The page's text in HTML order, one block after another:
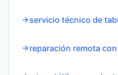
servicio técnico de
reparación remota